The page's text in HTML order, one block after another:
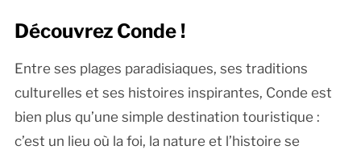
Découvrez Conde !
Entre ses plages paradisiaques, ses traditions
culturelles et ses histoires inspirantes, Conde est
bien plus qu’une simple destination touristique :
c’est un lieu où la foi, la nature et l’histoire se